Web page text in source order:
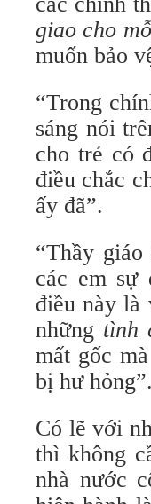
giao cho
muốn bảo
“Trong
sáng nói
cho trẻ có
điều chắc
ấy đã”.
“Thầy
các em sự
điều này là
những tình
mất gốc
bị hư hỏng”.
Có lẽ với
thì không
nhà nước